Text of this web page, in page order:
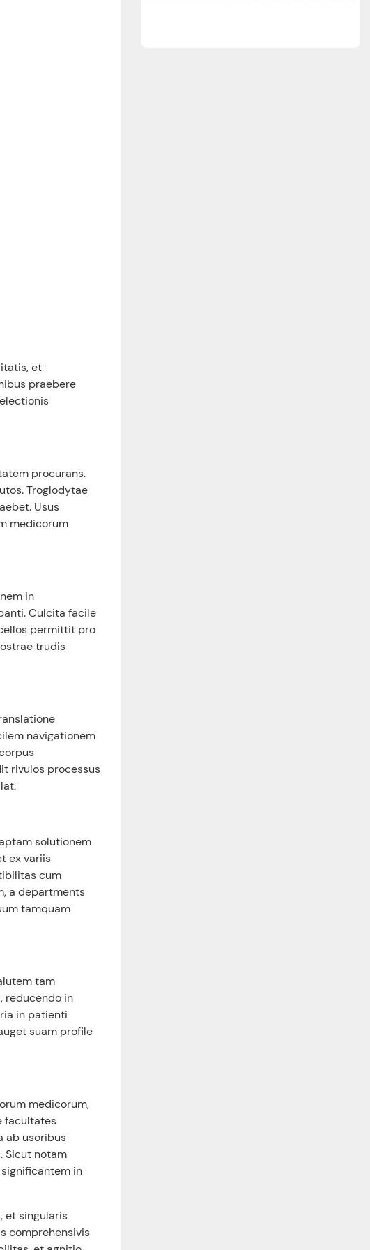
et
praebere
procurans.
Troglodytae
Usus
medicorum
in
Culcita facile
permittit pro
trudis
navigationem
rivulos processus
solutionem
ex variis
cum
a departments
tamquam
tam
reducendo in
in patienti
suam profile
medicorum,
facultates
ab usoribus
Sicut notam
in
et singularis
comprehensivis